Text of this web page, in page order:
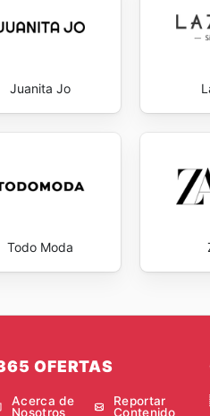
Juanita Jo
Todo Moda
OFERTAS
Acerca de
Nosotros
Reportar
Contenido